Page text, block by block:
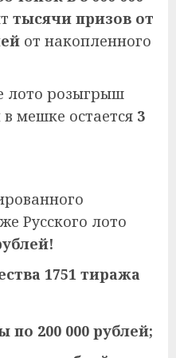
тысячи призов от
от накопленного
лото розыгрыш
в мешке остается 3
Русского лото
1751 тиража
по 200 000 рублей;